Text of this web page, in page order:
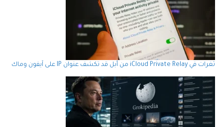
ثغرات في iCloud Private Relay من أبل قد تكشف عنوان IP على آيفون وماك